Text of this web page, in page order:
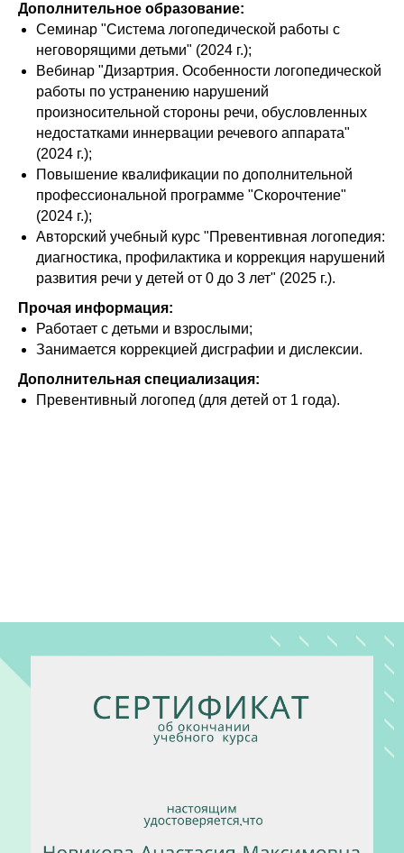
Дополнительное образование:
Семинар "Система логопедической работы с
неговорящими детьми" (2024 г.);
Вебинар "Дизартрия. Особенности логопедической
работы по устранению нарушений
произносительной стороны речи, обусловленных
недостатками иннервации речевого аппарата"
(2024 г.);
Повышение квалификации по дополнительной
профессиональной программе "Скорочтение"
(2024 г.);
Авторский учебный курс "Превентивная логопедия:
диагностика, профилактика и коррекция нарушений
развития речи у детей от 0 до 3 лет" (2025 г.).
Прочая информация:
Работает с детьми и взрослыми;
Занимается коррекцией дисграфии и дислексии.
Дополнительная специализация:
Превентивный логопед (для детей от 1 года).